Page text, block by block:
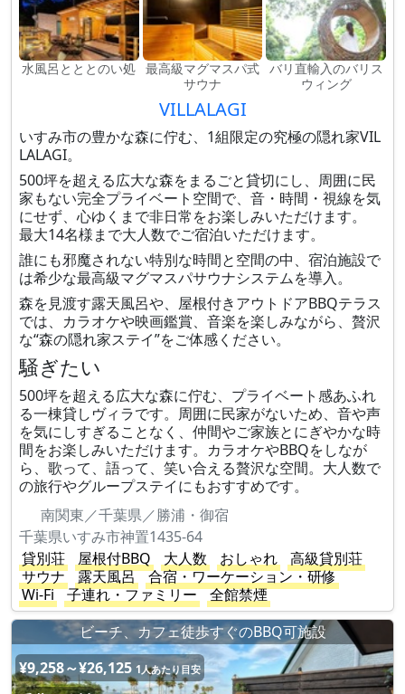
水風呂とととのい処 最高級マグマスパ式
サウナ
バリ直輸入のバリス
ウィング
VILLALAGI
いすみ市の豊かな森に佇む、1組限定の究極の隠れ家VIL
LALAGI。
500坪を超える広大な森をまるごと貸切にし、周囲に民
家もない完全プライベート空間で、音・時間・視線を気
にせず、心ゆくまで非日常をお楽しみいただけます。
最大14名様まで大人数でご宿泊いただけます。
誰にも邪魔されない特別な時間と空間の中、宿泊施設で
は希少な最高級マグマスパサウナシステムを導入。
森を見渡す露天風呂や、屋根付きアウトドアBBQテラス
では、カラオケや映画鑑賞、音楽を楽しみながら、贅沢
な“森の隠れ家ステイ”をご体感ください。
騒ぎたい
500坪を超える広大な森に佇む、プライベート感あふれ
る一棟貸しヴィラです。周囲に民家がないため、音や声
を気にしすぎることなく、仲間やご家族とにぎやかな時
間をお楽しみいただけます。カラオケやBBQをしなが
ら、歌って、語って、笑い合える贅沢な空間。大人数で
の旅行やグループステイにもおすすめです。
南関東／千葉県／勝浦・御宿
千葉県いすみ市神置1435-64
貸別荘
屋根付BBQ 大人数 おしゃれ
高級貸別荘
サウナ
露天風呂
合宿・ワーケーション・研修
Wi-Fi
子連れ・ファミリー
全館禁煙
ビーチ、カフェ徒歩すぐのBBQ可施設
¥9,258～¥26,125 1人あたり目安